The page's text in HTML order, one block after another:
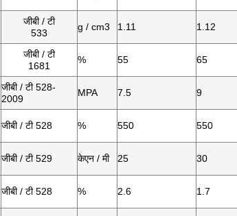
जीबी / टी
533
g / cm3 1.11 1.12
जीबी / टी
1681
% 55 65
जीबी / टी 528-
2009
MPA 7.5 9
जीबी / टी 528 % 550 550
जीबी / टी 529 केएन / मी 25 30
जीबी / टी 528 % 2.6 1.7